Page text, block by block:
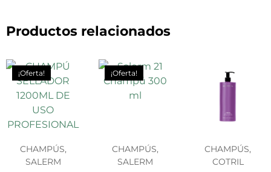
Productos relacionados
¡Oferta!
CHAMPÚS,
SALERM
¡Oferta!
CHAMPÚS,
SALERM
CHAMPÚS,
COTRIL